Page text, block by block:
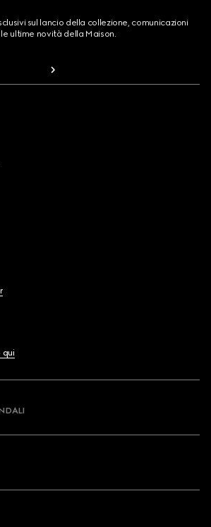
sul lancio della collezione, comunicazioni
ultime novità della Maison.
qui